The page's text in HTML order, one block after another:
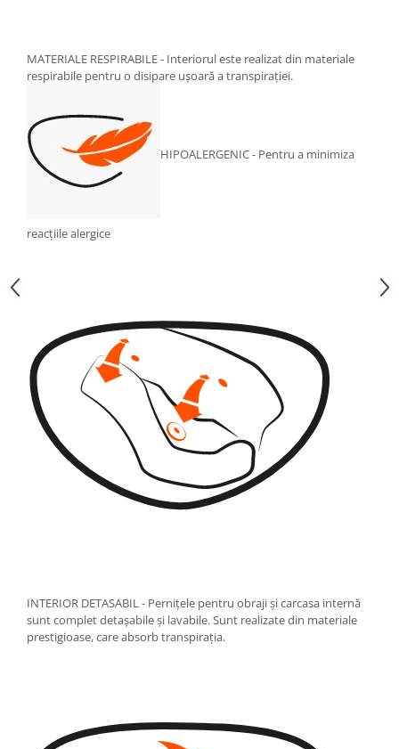
MATERIALE RESPIRABILE - Interiorul este realizat din materiale
respirabile pentru o disipare ușoară a transpirației.
HIPOALERGENIC - Pentru a minimiza
reacțiile alergice
INTERIOR DETASABIL - Pernițele pentru obraji și carcasa internă
sunt complet detașabile și lavabile. Sunt realizate din materiale
prestigioase, care absorb transpirația.